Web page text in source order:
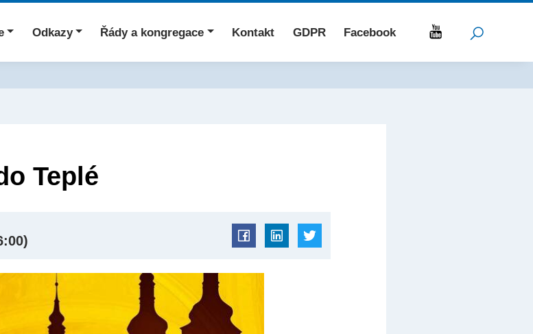
Odkazy Řády a kongregace Kontakt GDPR Facebook
Teplé